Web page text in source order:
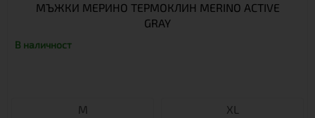
МЪЖКИ МЕРИНО ТЕРМОКЛИН MERINO ACTIVE
GRAY
В наличност
М XL